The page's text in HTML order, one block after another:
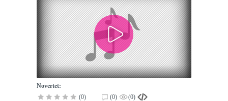
Novērtēt:
(0)
(0) (0)